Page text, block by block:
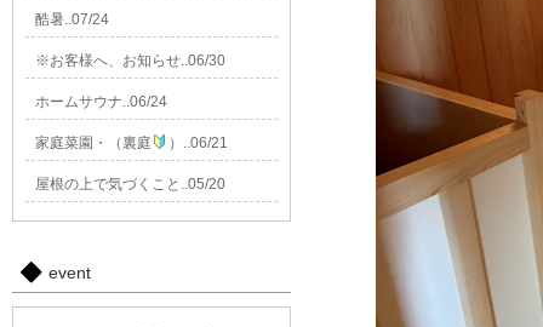
酷暑..07/24
※お客様へ、お知らせ..06/30
ホームサウナ..06/24
家庭菜園・（裏庭 ）..06/21
屋根の上で気づくこと..05/20
event